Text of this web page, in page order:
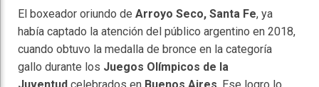
El boxeador oriundo de Arroyo Seco, Santa Fe, ya
había captado la atención del público argentino en 2018,
cuando obtuvo la medalla de bronce en la categoría
gallo durante los Juegos Olímpicos de la